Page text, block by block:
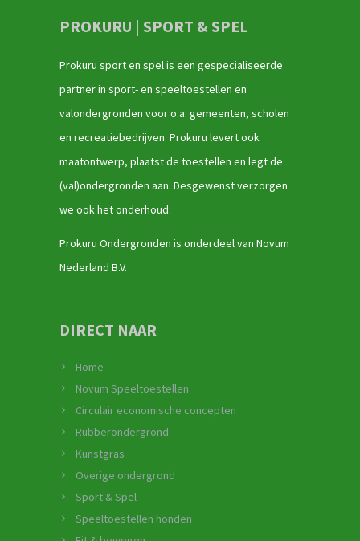
PROKURU | SPORT & SPEL
Prokuru sport en spel is een gespecialiseerde
partner in sport- en speeltoestellen en
valondergronden voor o.a. gemeenten, scholen
en recreatiebedrijven. Prokuru levert ook
maatontwerp, plaatst de toestellen en legt de
(val)ondergronden aan. Desgewenst verzorgen
we ook het onderhoud.
Prokuru Ondergronden is onderdeel van Novum
Nederland B.V.
DIRECT NAAR
Home
Novum Speeltoestellen
Circulair economische concepten
Rubberondergrond
Kunstgras
Overige ondergrond
Sport & Spel
Speeltoestellen honden